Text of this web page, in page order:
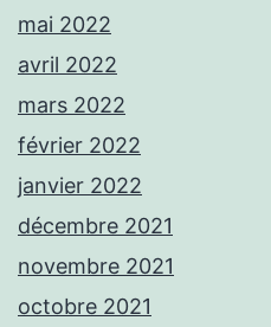
mai 2022
avril 2022
mars 2022
février 2022
janvier 2022
décembre 2021
novembre 2021
octobre 2021